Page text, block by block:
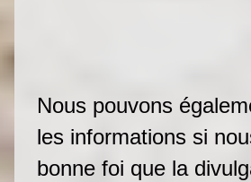
Nous pouvons
les informations si
bonne foi que la